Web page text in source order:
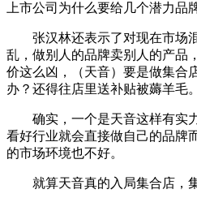
上市公司为什么要给几个潜力品
张汉林还表示了对现在市场
乱，做别人的品牌卖别人的产品
价这么凶，（天音）要是做集合
办？还得往店里送补贴被薅羊毛
确实，一个是天音这样有实
看好行业就会直接做自己的品牌
的市场环境也不好。
就算天音真的入局集合店，